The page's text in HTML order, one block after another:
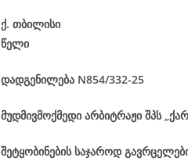
ქ. თბილისი 5
წელი
დადგენილება N854/332-25
მუდმივმოქმედი არბიტრაჟი შპს
შეტყობინების საჯაროდ